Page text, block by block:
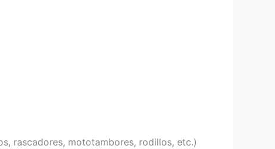
rascadores, mototambores, rodillos, etc.)